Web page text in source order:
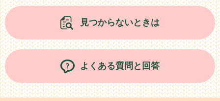
見つからないときは
よくある質問と回答